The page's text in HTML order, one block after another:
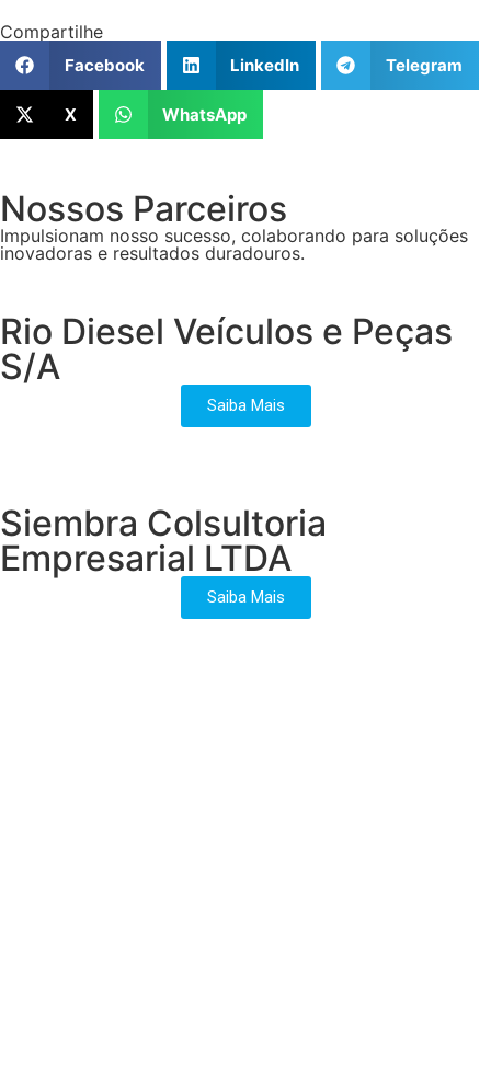
Compartilhe
Facebook LinkedIn Telegram
X WhatsApp
Nossos Parceiros
Impulsionam nosso sucesso, colaborando para soluções
inovadoras e resultados duradouros.
Rio Diesel Veículos e Peças
S/A
Saiba Mais
Siembra Colsultoria
Empresarial LTDA
Saiba Mais